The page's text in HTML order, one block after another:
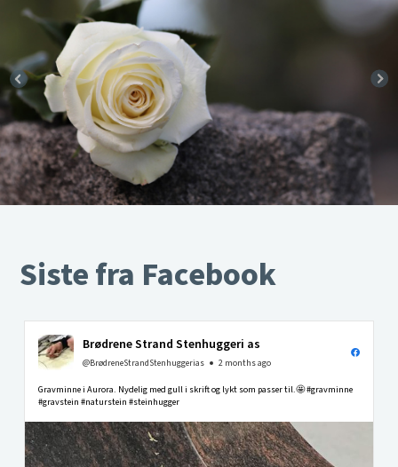
Siste fra Facebook
Brødrene Strand Stenhuggeri as
@BrødreneStrandStenhuggerias 2 months ago
Gravminne i Aurora. Nydelig med gull i skrift og lykt som passer til.🤩 #gravminne
#gravstein #naturstein #steinhugger